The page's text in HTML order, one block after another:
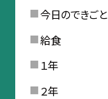
今日のできごと
給食
１年
２年